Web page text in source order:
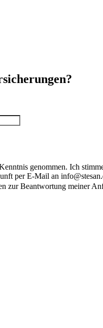
genommen. Ich
per E-Mail an
zur Beantwortung meiner